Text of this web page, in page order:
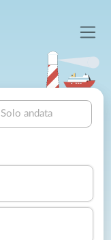
Solo andata